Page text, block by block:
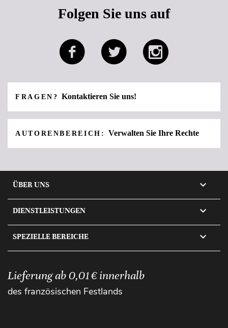
Folgen Sie uns auf
FRAGEN?Kontaktieren Sie uns!
AUTORENBEREICH: Verwalten Sie Ihre Rechte
ÜBER UNS 
DIENSTLEISTUNGEN 
SPEZIELLE BEREICHE 
Lieferung ab 0,01 € innerhalb
des französischen Festlands